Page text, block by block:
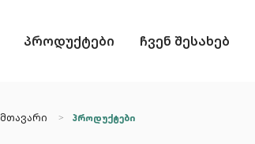
პროდუქტები ჩვენ შესახებ
მთავარი პროდუქტები